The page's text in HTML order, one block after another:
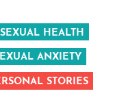
HEALTH
ANXIETY
STORIES